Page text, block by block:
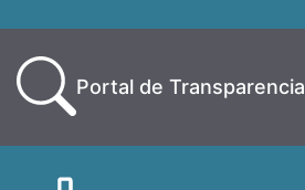
Portal de Transparencia